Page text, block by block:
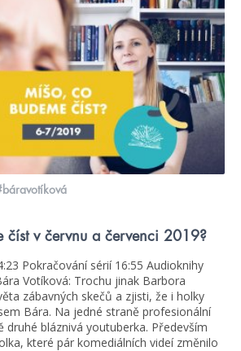
číst v červnu a červenci 2019?
Pokračování sérií 16:55 Audioknihy
Votíková: Trochu jinak Barbora
zábavných skečů a zjisti, že i holky
Bára. Na jedné straně profesionální
druhé bláznivá youtuberka. Především
které pár komediálních videí změnilo